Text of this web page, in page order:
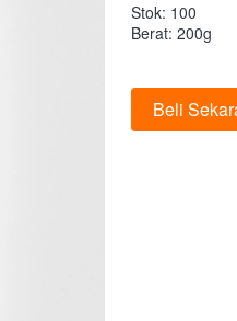
Stok: 100
Berat: 200g
`Beli